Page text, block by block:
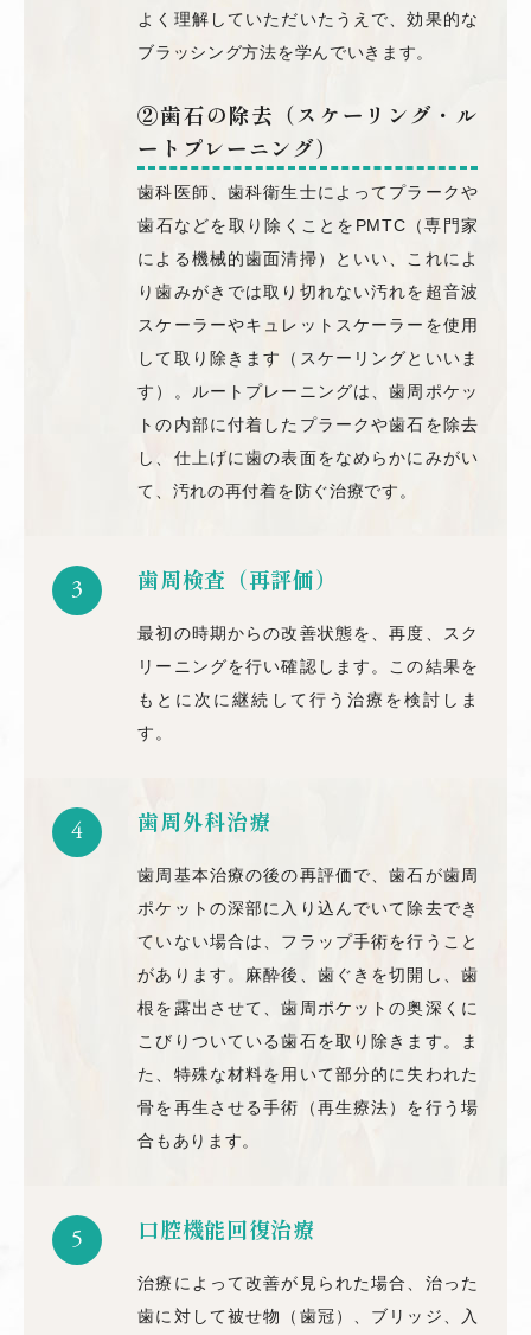
よく理解していただいたうえで、効果的な
ブラッシング方法を学んでいきます。
②歯石の除去（スケーリング・ル
ートプレーニング）
歯科医師、歯科衛生士によってプラークや
歯石などを取り除くことをPMTC（専門家
による機械的歯面清掃）といい、これによ
り歯みがきでは取り切れない汚れを超音波
スケーラーやキュレットスケーラーを使用
して取り除きます（スケーリングといいま
す）。ルートプレーニングは、歯周ポケッ
トの内部に付着したプラークや歯石を除去
し、仕上げに歯の表面をなめらかにみがい
て、汚れの再付着を防ぐ治療です。
3 歯周検査（再評価）
最初の時期からの改善状態を、再度、スク
リーニングを行い確認します。この結果を
もとに次に継続して行う治療を検討しま
す。
4 歯周外科治療
歯周基本治療の後の再評価で、歯石が歯周
ポケットの深部に入り込んでいて除去でき
ていない場合は、フラップ手術を行うこと
があります。麻酔後、歯ぐきを切開し、歯
根を露出させて、歯周ポケットの奥深くに
こびりついている歯石を取り除きます。ま
た、特殊な材料を用いて部分的に失われた
骨を再生させる手術（再生療法）を行う場
合もあります。
5 口腔機能回復治療
治療によって改善が見られた場合、治った
歯に対して被せ物（歯冠）、ブリッジ、入